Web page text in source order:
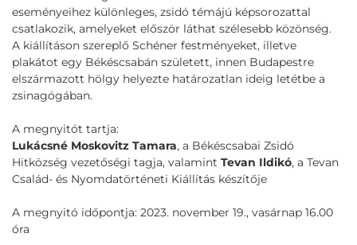
eseményeihez különleges, zsidó témájú képsorozattal
csatlakozik, amelyeket először láthat szélesebb közönség.
A kiállításon szereplő Schéner festményeket, illetve
plakátot egy Békéscsabán született, innen Budapestre
elszármazott hölgy helyezte határozatlan ideig letétbe a
zsinagógában.
A megnyitót tartja:
Lukácsné Moskovitz Tamara, a Békéscsabai Zsidó
Hitközség vezetőségi tagja, valamint Tevan Ildikó, a Tevan
Család- és Nyomdatörténeti Kiállítás készítője
A megnyitó időpontja: 2023. november 19., vasárnap 16.00
óra